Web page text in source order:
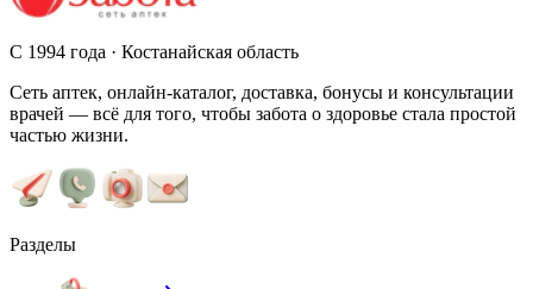
С 1994 года · Костанайская область
Сеть аптек, онлайн-каталог, доставка, бонусы и консультации
врачей — всё для того, чтобы забота о здоровье стала простой
частью жизни.
Разделы